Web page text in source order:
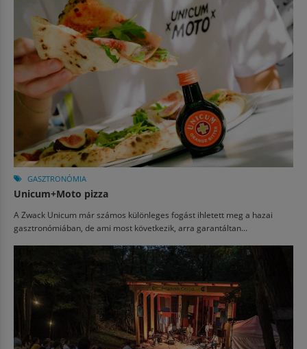
GASZTRONÓMIA
Unicum+Moto pizza
A Zwack Unicum már számos különleges fogást ihletett meg a hazai
gasztronómiában, de ami most következik, arra garantáltan...